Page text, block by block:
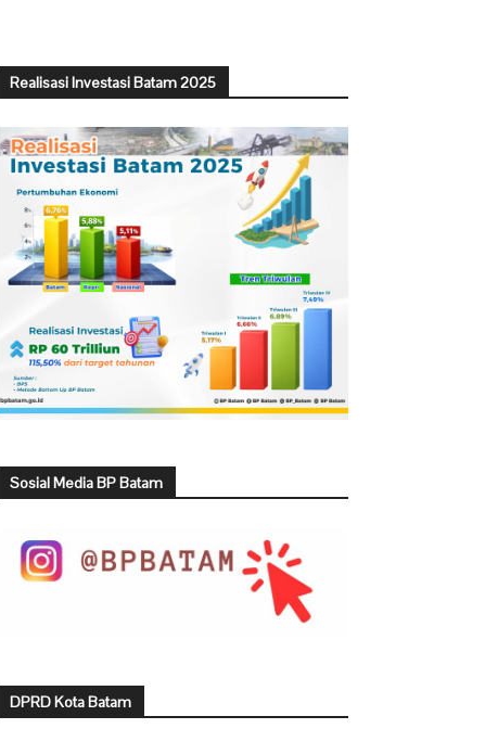
Realisasi Investasi Batam 2025
Sosial Media BP Batam
DPRD Kota Batam